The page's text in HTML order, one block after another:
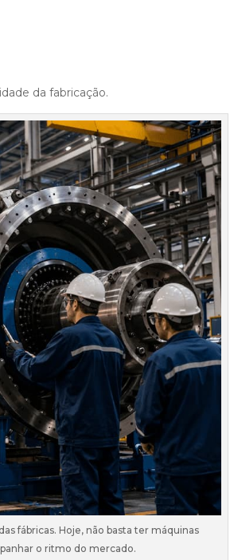
da fabricação.
fábricas. Hoje, não basta ter máquinas
o ritmo do mercado.